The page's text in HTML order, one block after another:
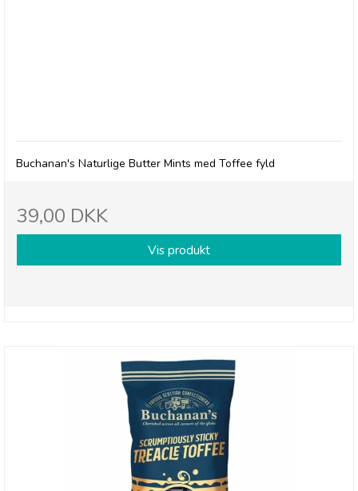
Buchanan's Naturlige Butter Mints med Toffee fyld
39,00 DKK
Vis produkt